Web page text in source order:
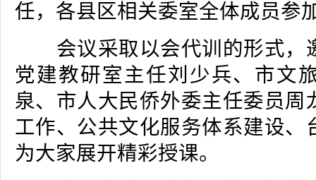
任，各县区相关委室全体成员参
会议采取以会代训的形式，
党建教研室主任刘少兵、市文
泉、市人大民侨外委主任委员周
工作、公共文化服务体系建设、
为大家展开精彩授课。